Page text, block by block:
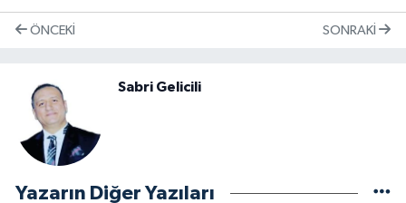
ÖNCEKI SONRAKI
Sabri Gelicili
Yazarın Diğer Yazıları